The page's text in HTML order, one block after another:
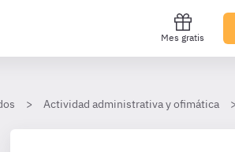
Mes gratis
Actividad administrativa y ofimática